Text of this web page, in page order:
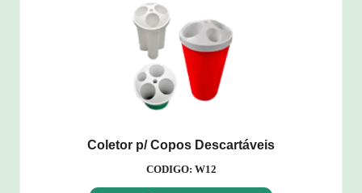
Coletor p/ Copos Descartáveis
CODIGO: W12